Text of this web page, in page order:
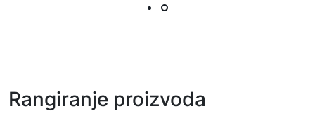
Rangiranje proizvoda